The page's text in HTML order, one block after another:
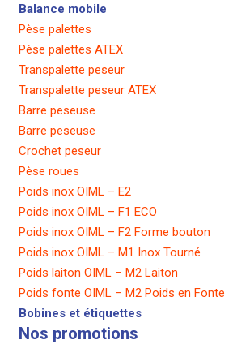
Balance mobile
Pèse palettes
Pèse palettes ATEX
Transpalette peseur
Transpalette peseur ATEX
Barre peseuse
Barre peseuse
Crochet peseur
Pèse roues
Poids inox OIML – E2
Poids inox OIML – F1 ECO
Poids inox OIML – F2 Forme bouton
Poids inox OIML – M1 Inox Tourné
Poids laiton OIML – M2 Laiton
Poids fonte OIML – M2 Poids en Fonte
Bobines et étiquettes
Nos promotions